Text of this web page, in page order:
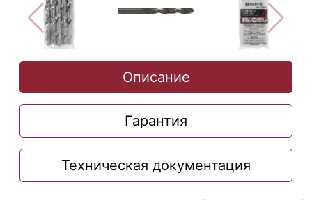
Описание
Гарантия
Техническая документация